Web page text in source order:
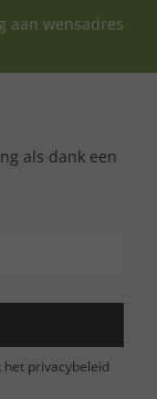
aan wensadres
als dank een
privacybeleid